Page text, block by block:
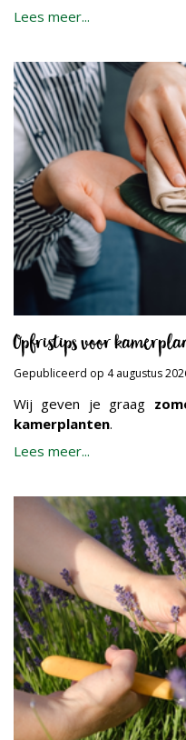
Lees meer...
Opfristips voor
Gepubliceerd op 4 augustus
Wij geven je graag
kamerplanten.
Lees meer...